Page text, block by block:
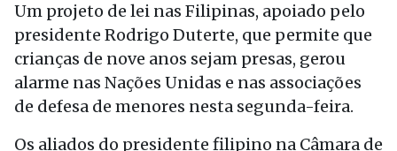
Um projeto de lei nas Filipinas, apoiado pelo
presidente Rodrigo Duterte, que permite que
crianças de nove anos sejam presas, gerou
alarme nas Nações Unidas e nas associações
de defesa de menores nesta segunda-feira.
Os aliados do presidente filipino na Câmara de